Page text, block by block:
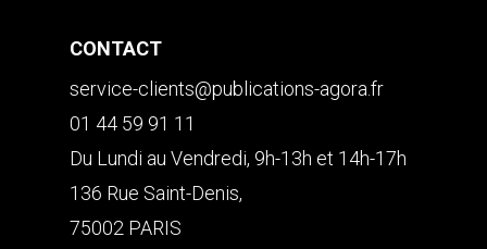
CONTACT
service-clients@publications-agora.fr
01 44 59 91 11
Du Lundi au Vendredi, 9h-13h et 14h-17h
136 Rue Saint-Denis,
75002 PARIS